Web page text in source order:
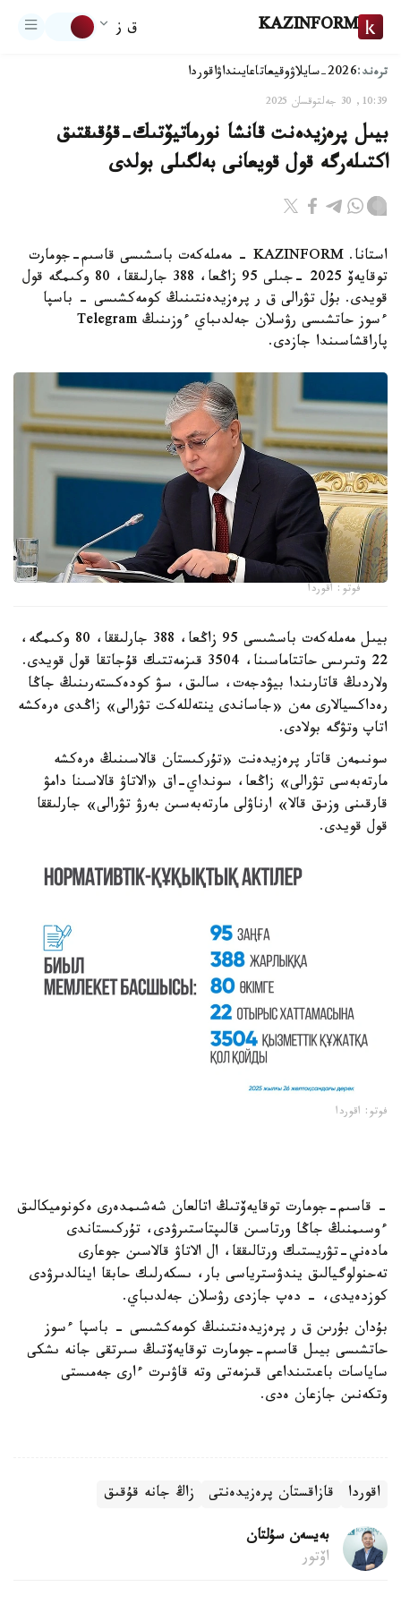
KAZINFORM ق ز
ترەند:2026-سايلاۋ وقيعاتاعايىنداۋاقوردا
10:39, 30 جەلتوقسان 2025
بيىل پرەزيدەنت قانشا نورماتيۆتىك-قۇقىقتىق
اكتىلەرگە قول قويعانى بەلگىلى بولدى
استانا. KAZINFORM - مەملەكەت باسشىسى قاسىم-جومارت
توقايەۆ 2025 -جىلى 95 زاڭعا، 388 جارلىققا، 80 وكىمگە قول
قويدى. بۇل تۋرالى ق ر پرەزيدەنتىنىڭ كومەكشىسى - باسپا
ءسوز حاتشىسى رۋسلان جەلدىباي ءوزىنىڭ Telegram
پاراقشاسىندا جازدى.
فوتو: اقوردا
بيىل مەملەكەت باسشىسى 95 زاڭعا، 388 جارلىققا، 80 وكىمگە،
22 وتىرىس حاتتاماسىنا، 3504 قىزمەتتىك قۇجاتقا قول قويدى.
ولاردىڭ قاتارىندا بيۋدجەت، سالىق، سۋ كودەكستەرىنىڭ جاڭا
رەداكسيالارى مەن «جاساندى ينتەللەكت تۋرالى» زاڭدى ەرەكشە
اتاپ وتۋگە بولادى.
سونىمەن قاتار پرەزيدەنت «تۇركىستان قالاسىنىڭ ەرەكشە
مارتەبەسى تۋرالى» زاڭعا، سونداي-اق «الاتاۋ قالاسىنا دامۋ
قارقىنى وزىق قالا» ارناۋلى مارتەبەسىن بەرۋ تۋرالى» جارلىققا
قول قويدى.
فوتو: اقوردا
- قاسىم-جومارت توقايەۆتىڭ اتالعان شەشىمدەرى ەكونوميكالىق
ءوسىمنىڭ جاڭا ورتاسىن قالىپتاستىرۋدى، تۇركىستاندى
مادەني-تۋريستىك ورتالىققا، ال الاتاۋ قالاسىن جوعارى
تەحنولوگيالىق يندۋسترياسى بار، ىسكەرلىك حابقا اينالدىرۋدى
كوزدەيدى، - دەپ جازدى رۋسلان جەلدىباي.
بۇدان بۇرىن ق ر پرەزيدەنتىنىڭ كومەكشىسى - باسپا ءسوز
حاتشىسى بيىل قاسىم-جومارت توقايەۆتىڭ سىرتقى جانە ىشكى
ساياسات باعىتىنداعى قىزمەتى وتە قاۋىرت ءارى جەمىستى
وتكەنىن جازعان ەدى.
اقوردا قازاقستان پرەزيدەنتى زاڭ جانە قۇقىق
بەيسەن سۇلتان
اۆتور